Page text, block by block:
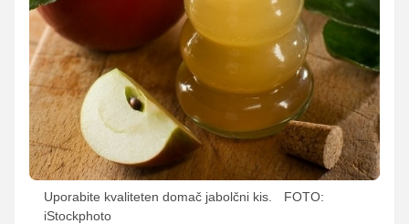
Uporabite kvaliteten domač jabolčni kis.
FOTO:
iStockphoto